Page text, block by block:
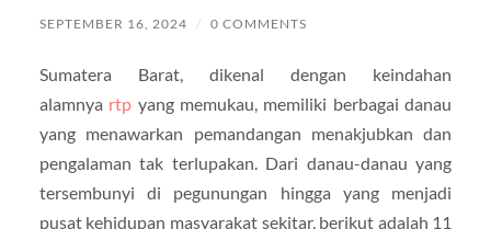
SEPTEMBER 16, 2024 / 0 COMMENTS
Sumatera Barat, dikenal dengan keindahan
alamnya rtp yang memukau, memiliki berbagai danau
yang menawarkan pemandangan menakjubkan dan
pengalaman tak terlupakan. Dari danau-danau yang
tersembunyi di pegunungan hingga yang menjadi
pusat kehidupan masyarakat sekitar, berikut adalah 11